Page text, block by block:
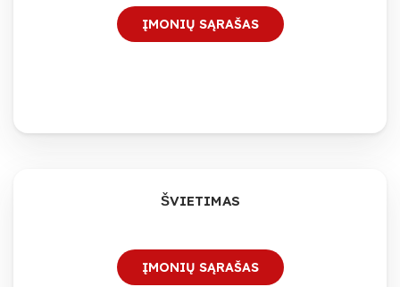
ĮMONIŲ SĄRAŠAS
ŠVIETIMAS
ĮMONIŲ SĄRAŠAS